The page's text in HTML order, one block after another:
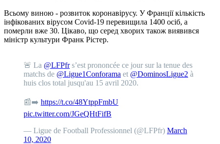
Всьому виною - розвиток коронавірусу. У Франції кількість
інфікованих вірусом Covid-19 перевищила 1400 осіб, а
померли вже 30. Цікаво, що серед хворих також виявився
міністр культури Франк Рістер.
🚨 La @LFPfrs’est prononcée ce jour sur la tenue des
matchs de @Ligue1Conforama et @DominosLigue2 à
huis clos total jusqu'au 15 avril 2020.
📰➡️ https://t.co/48YtppFmbU
pic.twitter.com/JGeQHtFifB
— Ligue de Football Professionnel (@LFPfr) March
10, 2020